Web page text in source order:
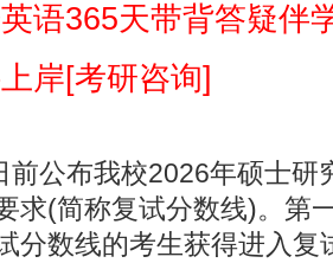
语365天带背答疑伴
岸[考研咨询]
前公布我校2026年硕士研
求(简称复试分数线)。第
分数线的考生获得进入复